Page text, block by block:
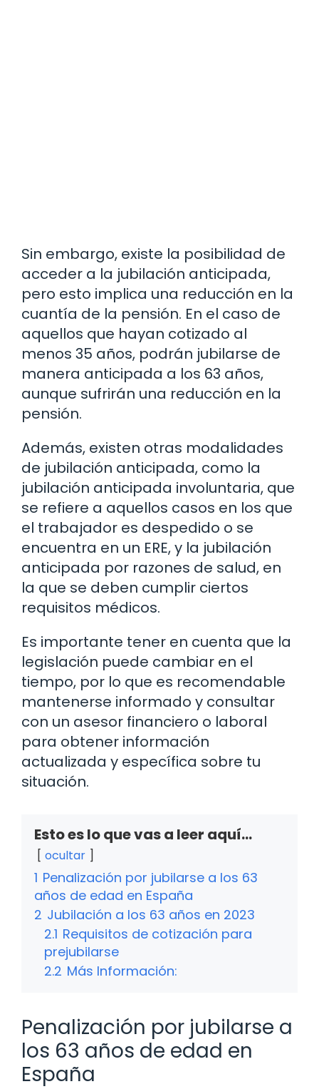
Sin embargo, existe la posibilidad de
acceder a la jubilación anticipada,
pero esto implica una reducción en la
cuantía de la pensión. En el caso de
aquellos que hayan cotizado al
menos 35 años, podrán jubilarse de
manera anticipada a los 63 años,
aunque sufrirán una reducción en la
pensión.
Además, existen otras modalidades
de jubilación anticipada, como la
jubilación anticipada involuntaria, que
se refiere a aquellos casos en los que
el trabajador es despedido o se
encuentra en un ERE, y la jubilación
anticipada por razones de salud, en
la que se deben cumplir ciertos
requisitos médicos.
Es importante tener en cuenta que la
legislación puede cambiar en el
tiempo, por lo que es recomendable
mantenerse informado y consultar
con un asesor financiero o laboral
para obtener información
actualizada y específica sobre tu
situación.
Esto es lo que vas a leer aquí...
ocultar
1 Penalización por jubilarse a los 63
años de edad en España
2 Jubilación a los 63 años en 2023
2.1 Requisitos de cotización para
prejubilarse
2.2 Más Información:
Penalización por jubilarse a
los 63 años de edad en
España